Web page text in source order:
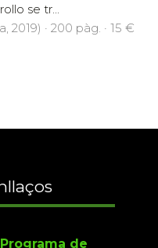
se tr...
· 200 pàg. · 15 €
Programa de